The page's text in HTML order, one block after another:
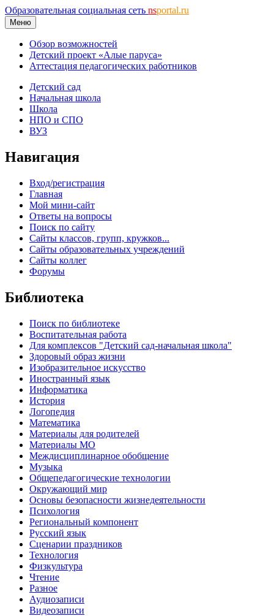
Образовательная социальная сеть nsportal.ru
Меню
Обзор возможностей
Детский проект «Алые паруса»
Аттестация педагогических работников
Детский сад
Начальная школа
Школа
НПО и СПО
ВУЗ
Навигация
Вход/регистрация
Главная
Мой мини-сайт
Ответы на вопросы
Поиск по сайту
Сайты классов, групп, кружков...
Сайты образовательных учреждений
Сайты коллег
Форумы
Библиотека
Поиск по библиотеке
Воспитательная работа
Для комплексов "Детский сад-начальная школа"
Здоровый образ жизни
Изобразительное искусство
Иностранный язык
Информатика
История
Логопедия
Математика
Материалы для родителей
Материалы МО
Междисциплинарное обобщение
Музыка
Общепедагогические технологии
Окружающий мир
Основы безопасности жизнедеятельности
Психология
Региональный компонент
Русский язык
Сценарии праздников
Технология
Физкультура
Чтение
Разное
Аудиозаписи
Видеозаписи